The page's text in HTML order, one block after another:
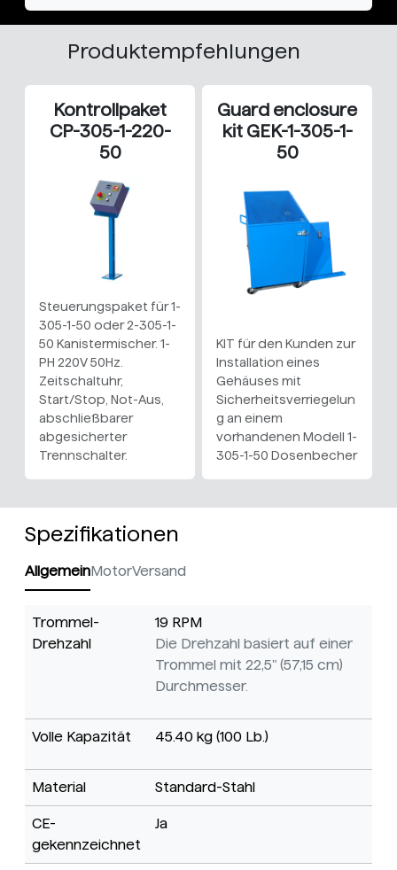
Produktempfehlungen
Kontrollpaket
CP-305-1-220-
50
Steuerungspaket für 1-
305-1-50 oder 2-305-1-
50 Kanistermischer. 1-
PH 220V 50Hz.
Zeitschaltuhr,
Start/Stop, Not-Aus,
abschließbarer
abgesicherter
Trennschalter.
Guard enclosure
kit GEK-1-305-1-
50
KIT für den Kunden zur
Installation eines
Gehäuses mit
Sicherheitsverriegelun
g an einem
vorhandenen Modell 1-
305-1-50 Dosenbecher
Spezifikationen
AllgemeinMotorVersand
Trommel-
Drehzahl
19 RPM
Die Drehzahl basiert auf einer
Trommel mit 22,5" (57,15 cm)
Durchmesser.
Volle Kapazität 45.40 kg (100 Lb.)
Material Standard-Stahl
CE-
gekennzeichnet
Ja